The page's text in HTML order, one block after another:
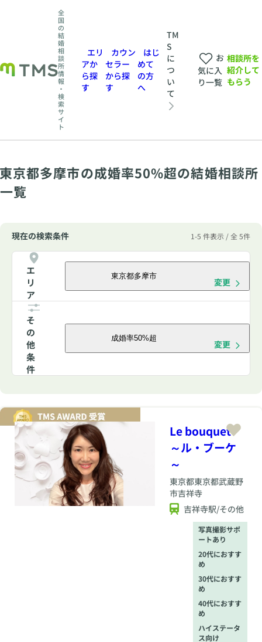
全
国
の
結
婚
相
談
所
情
報
・
検
索
サ
イ
ト
エリ
アか
ら探
す
カウン
セラー
から探
す
はじ
めて
の方
へ
TM
S
に
つ
い
て
お
気に入
り一覧
相談所を
紹介して
もらう
京都多摩市の成婚率50%超の結婚相談所
一覧
現在の検索条件 1-5 件表示 / 全 5件
エ
リ
ア
東京都多摩市
変更
そ
の
他
条
件
成婚率50%超
変更
Le bouquet
～ル・ブーケ
～
東京都東京都武蔵野
市吉祥寺
吉祥寺駅/その他
写真撮影サポ
ートあり
20代におすす
め
30代におすす
め
40代におすす
め
ハイステータ
ス向け